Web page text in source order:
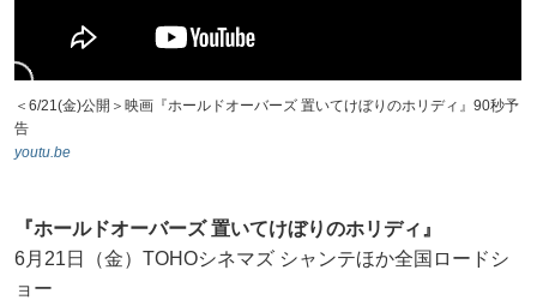
＜6/21(金)公開＞映画『ホールドオーバーズ 置いてけぼりのホリディ』90秒予
告
youtu.be
『ホールドオーバーズ 置いてけぼりのホリディ』
6月21日（金）TOHOシネマズ シャンテほか全国ロードシ
ョー